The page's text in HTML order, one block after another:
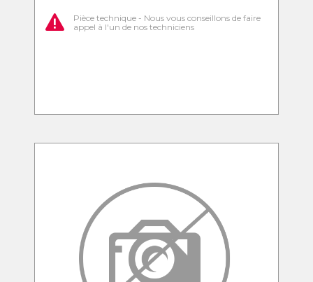
Pièce technique - Nous vous conseillons de faire
appel à l'un de nos techniciens